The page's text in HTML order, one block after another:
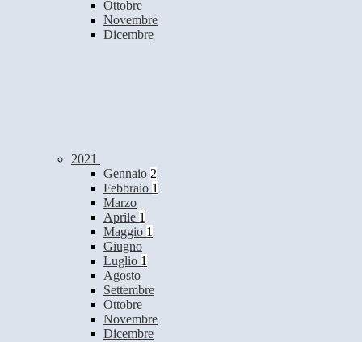
Ottobre
Novembre
Dicembre
2021
Gennaio 2
Febbraio 1
Marzo
Aprile 1
Maggio 1
Giugno
Luglio 1
Agosto
Settembre
Ottobre
Novembre
Dicembre